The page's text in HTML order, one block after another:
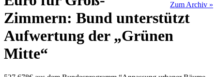
Zum Archiv »
Zimmern: Bund unterstützt
Aufwertung der „Grünen
Mitte“